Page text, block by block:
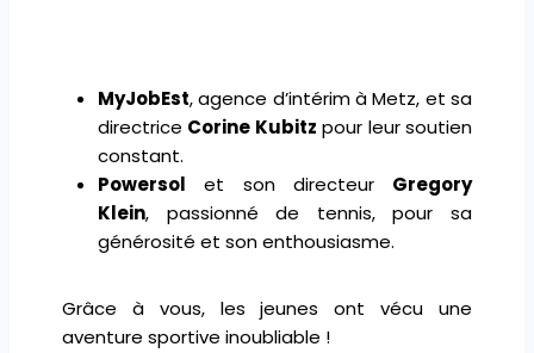
MyJobEst, agence d’intérim à Metz, et sa
directrice Corine Kubitz pour leur soutien
constant.
Powersol et son directeur Gregory
Klein, passionné de tennis, pour sa
générosité et son enthousiasme.
Grâce à vous, les jeunes ont vécu une
aventure sportive inoubliable !